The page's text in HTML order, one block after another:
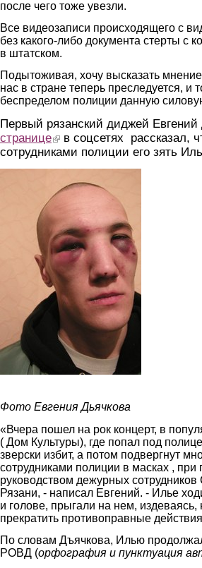
после чего тоже увезли.
Все видеозаписи происходящего с
без какого-либо документа стерты с
в штатском.
Подытоживая, хочу высказать
нас в стране теперь преследуется, и
беспределом полиции данную
Первый рязанский диджей Евгений
странице(link is external)
в соцсетях рассказал,
сотрудниками полиции его зять
_n_hivlwra4.jpg
Фото Евгения Дьячкова
«Вчера пошел на рок концерт, в
( Дом Культуры), где попал под
зверски избит, а потом подвергнут
сотрудниками полиции в масках , при
руководством дежурных
Рязани, - написал Евгений. - Илье
и голове, прыгали на нем, издеваясь,
прекратить противоправные
По словам Дъячкова, Илью
РОВД (орфография и пунктуация